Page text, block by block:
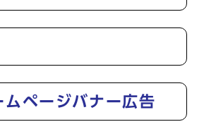
ムページバナー広告